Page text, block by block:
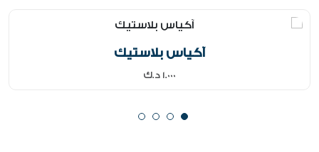
آكياس بلاستيك
1.000 د.ك